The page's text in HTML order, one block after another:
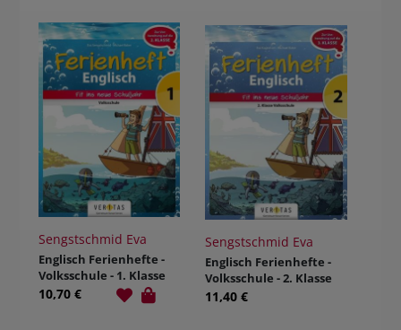
Sengstschmid Eva
Englisch Ferienhefte -
Volksschule - 1. Klasse
10,70 €
Sengstschmid Eva
Englisch Ferienhefte -
Volksschule - 2. Klasse
11,40 €